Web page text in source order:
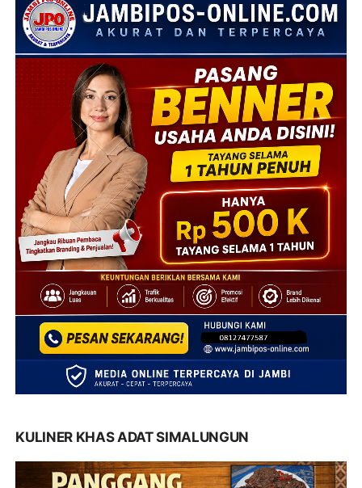
KULINER KHAS ADAT SIMALUNGUN